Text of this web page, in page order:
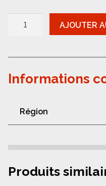
La
navigation
Montbazillac
AJOUTER
Informations
Région
Produits